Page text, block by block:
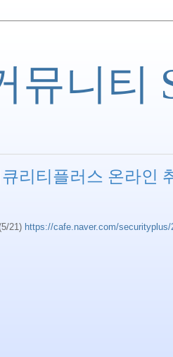
니티
리티플러스 온라인
21) https://cafe.naver.com/securityplus/